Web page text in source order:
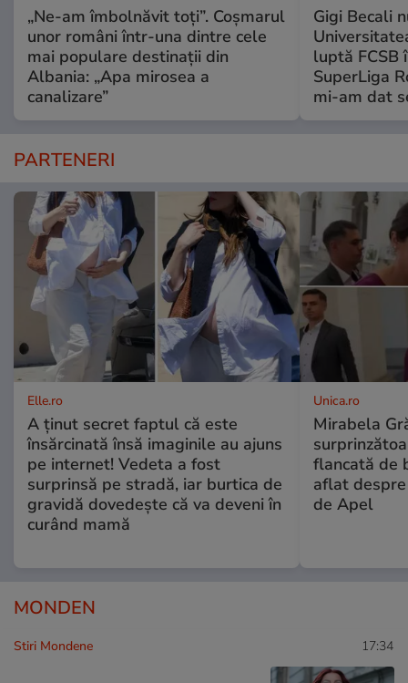
„Ne-am îmbolnăvit toți”. Coșmarul
unor români într-una dintre cele
mai populare destinații din
Albania: „Apa mirosea a
canalizare”
Gigi Becali
luptă FCSB
SuperLiga
mi-am dat
PARTENERI
Elle.ro
A ținut secret faptul că este
însărcinată însă imaginile au ajuns
pe internet! Vedeta a fost
surprinsă pe stradă, iar burtica de
gravidă dovedește că va deveni în
curând mamă
Unica.ro
Mirabela
flancată de
aflat
de Apel
MONDEN
Stiri Mondene 17:34